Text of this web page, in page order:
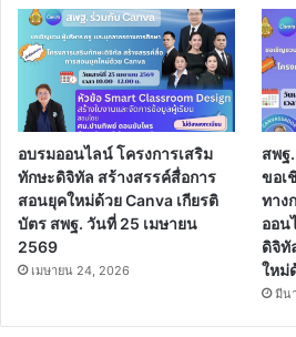
อบรมออนไลน์ โครงการเสริม
ทักษะดิจิทัล สร้างสรรค์สื่อการ
สอนยุคใหม่ด้วย Canva เกียรติ
บัตร สพฐ. วันที่ 25 เมษายน
2569
เมษายน 24, 2026
สพฐ
ขอเ
ทาง
ออน
ดิจิทั
ใหม่
มีน